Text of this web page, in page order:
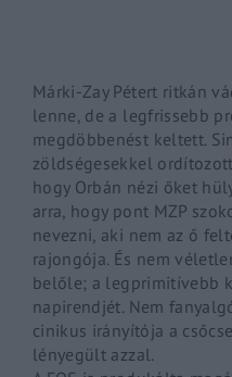
Márki-Zay Pétert ritkán
lenne, de a legfrissebb
megdöbbenést keltett.
zöldségesekkel
hogy Orbán nézi őket
arra, hogy pont MZP
nevezni, aki nem az ő
rajongója. És nem
belőle; a legprimitívebb
napirendjét. Nem
cinikus irányítója a
lényegült azzal.